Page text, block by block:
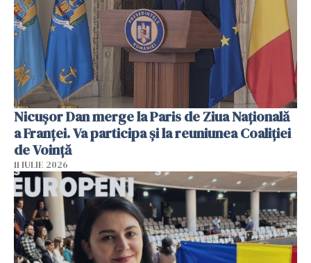
Nicuşor Dan merge la Paris de Ziua Naţională
a Franţei. Va participa şi la reuniunea Coaliţiei
de Voinţă
11 IULIE 2026